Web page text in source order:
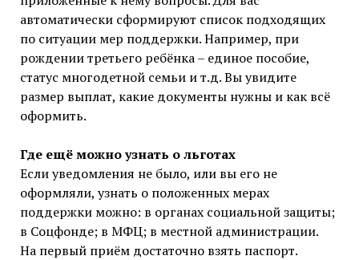
автоматически сформируют список подходящих
по ситуации мер поддержки. Например, при
рождении третьего ребёнка – единое пособие,
статус многодетной семьи и т.д. Вы увидите
размер выплат, какие документы нужны и как всё
оформить.
Где ещё можно узнать о льготах
Если уведомления не было, или вы его не
оформляли, узнать о положенных мерах
поддержки можно: в органах социальной защиты;
в Соцфонде; в МФЦ; в местной администрации.
На первый приём достаточно взять паспорт.